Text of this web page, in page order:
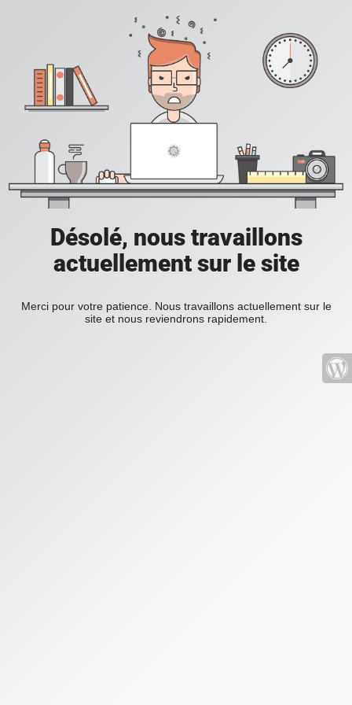
Désolé, nous travaillons
actuellement sur le site
Merci pour votre patience. Nous travaillons actuellement sur le
site et nous reviendrons rapidement.